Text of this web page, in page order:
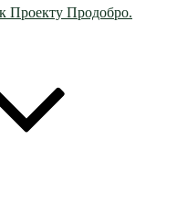
Проекту Продобро.